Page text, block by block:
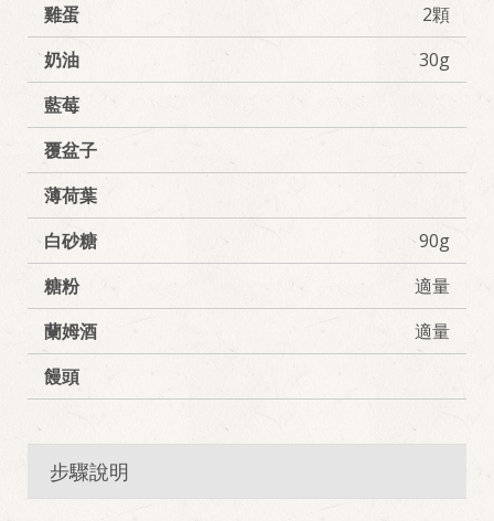
雞蛋
2顆
奶油
30g
藍莓
覆盆子
薄荷葉
白砂糖
90g
糖粉
適量
蘭姆酒
適量
饅頭
步驟說明